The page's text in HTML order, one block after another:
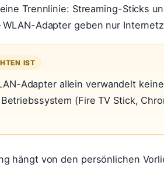
Trennlinie: Streaming-Sticks
Adapter geben nur
IST
Adapter allein verwandelt
(Fire TV Stick,
hängt von den persönlichen